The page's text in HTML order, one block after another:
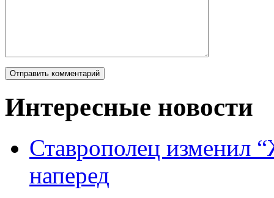
Интересные новости
Ставрополец изменил
наперед